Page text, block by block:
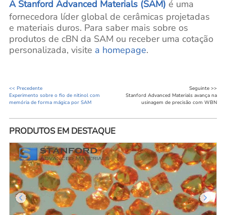
A Stanford Advanced Materials (SAM) é uma
fornecedora líder global de cerâmicas projetadas
e materiais duros. Para saber mais sobre os
produtos de cBN da SAM ou receber uma cotação
personalizada, visite a homepage.
<< Precedente
Experimento sobre o fio de nitinol com
memória de forma mágica por SAM
Seguinte >>
Stanford Advanced Materials avança na
usinagem de precisão com WBN
PRODUTOS EM DESTAQUE